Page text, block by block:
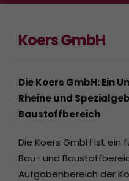
Koers GmbH
Die Koers GmbH: Ein
Rheine und
Baustoffbereich
Die Koers GmbH ist ein
Bau- und
Aufgabenbereich der